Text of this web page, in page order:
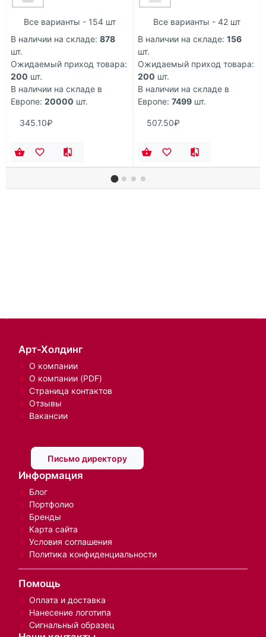
Все варианты - 154 шт
В наличии на складе: 878
шт.
Ожидаемый приход товара:
200 шт.
В наличии на складе в
Европе: 20000 шт.
345.10₽
Все варианты - 42 шт
В наличии на складе: 156
шт.
Ожидаемый приход товара:
200 шт.
В наличии на складе в
Европе: 7499 шт.
507.50₽
Арт-Холдинг
О компании
О компании (PDF)
Страница контактов
Отзывы
Вакансии
Письмо директору
Информация
Блог
Портфолио
Бренды
Карта сайта
Условия соглашения
Политика конфиденциальности
Помощь
Оплата и доставка
Нанесение логотипа
Сигнальный образец